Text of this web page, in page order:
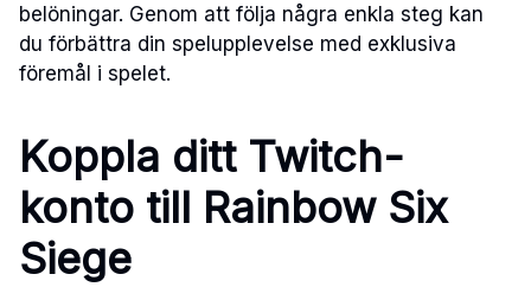
belöningar. Genom att följa några enkla steg kan
du förbättra din spelupplevelse med exklusiva
föremål i spelet.
Koppla ditt Twitch-
konto till Rainbow Six
Siege